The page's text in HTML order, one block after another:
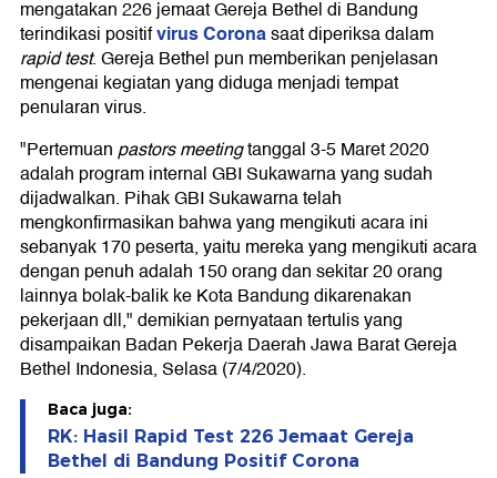
mengatakan 226 jemaat Gereja Bethel di Bandung
terindikasi positifvirus Coronasaat diperiksa dalam
rapid test. Gereja Bethel pun memberikan penjelasan
mengenai kegiatan yang diduga menjadi tempat
penularan virus.
"Pertemuanpastors meetingtanggal 3-5 Maret 2020
adalah program internal GBI Sukawarna yang sudah
dijadwalkan. Pihak GBI Sukawarna telah
mengkonfirmasikan bahwa yang mengikuti acara ini
sebanyak 170 peserta, yaitu mereka yang mengikuti acara
dengan penuh adalah 150 orang dan sekitar 20 orang
lainnya bolak-balik ke Kota Bandung dikarenakan
pekerjaan dll," demikian pernyataan tertulis yang
disampaikan Badan Pekerja Daerah Jawa Barat Gereja
Bethel Indonesia, Selasa (7/4/2020).
Baca juga:
RK: Hasil Rapid Test 226 Jemaat Gereja
Bethel di Bandung Positif Corona